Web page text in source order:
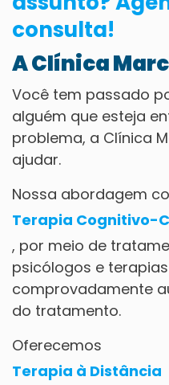
A Clínica
Você tem passado
alguém que esteja
problema, a Clínica
ajudar.
Nossa abordagem
Terapia Cognitivo-
, por meio de
psicólogos e
comprovadamente
do tratamento.
Oferecemos
Terapia à Distância